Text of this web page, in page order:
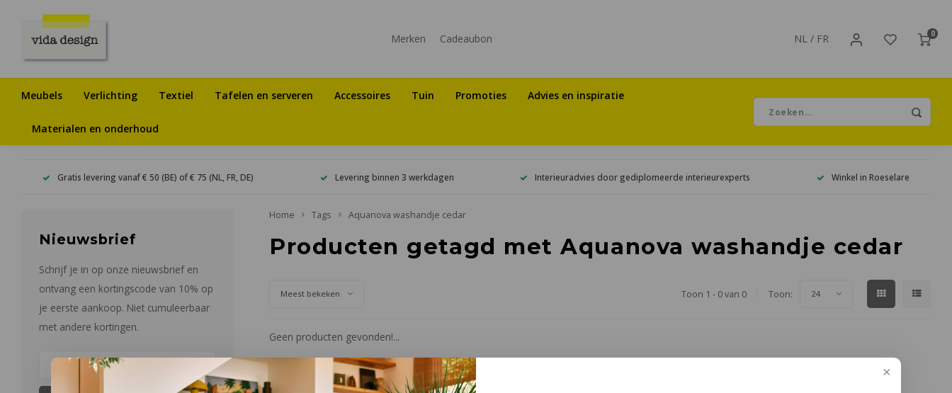
Merken Cadeaubon NL / FR 0
Meubels Verlichting Textiel Tafelen en serveren Accessoires Tuin Promoties Advies en inspiratie
Materialen en onderhoud
Gratis levering vanaf € 50 (BE) of € 75 (NL, FR, DE) Levering binnen 3 werkdagen Interieuradvies door gediplomeerde interieurexperts Winkel in Roeselare
Nieuwsbrief
Schrijf je in op onze nieuwsbrief en
ontvang een kortingscode van 10% op
je eerste aankoop. Niet cumuleerbaar
met andere kortingen.
Home Tags Aquanova washandje cedar
Producten getagd met Aquanova washandje cedar
Meest bekeken Toon 1 - 0 van 0 Toon: 24
Geen producten gevonden!...